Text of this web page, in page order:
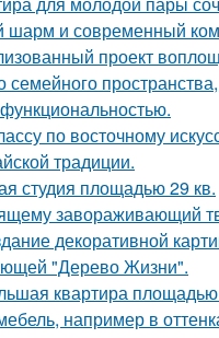
шарм и современный
проект
семейного
по восточному
традиции.
студия площадью 29 кв.
завораживающий
декоративной
"Дерево Жизни".
квартира площадью
например в